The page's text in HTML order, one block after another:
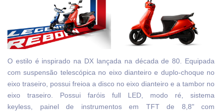
O estilo é inspirado na DX lançada na década de 80. Equipada
com suspensão telescópica no eixo dianteiro e duplo-choque no
eixo traseiro, possui freioa a disco no eixo dianteiro e a tambor no
eixo traseiro. Possui faróis full LED, modo ré, sistema
keyless, painel de instrumentos em TFT de 8,8" com